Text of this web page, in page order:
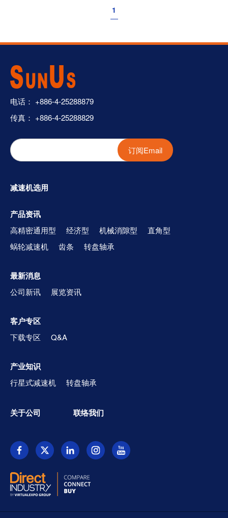
1
电话： +886-4-25288879
传真： +886-4-25288829
订阅Email
减速机选用
产品资讯
高精密通用型 经济型 机械消隙型
直角型
蜗轮减速机
齿条 转盘轴承
最新消息
公司新讯 展览资讯
客户专区
下载专区 Q&A
产业知识
行星式减速机 转盘轴承
关于公司 联络我们